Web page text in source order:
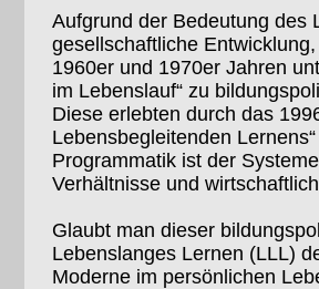
Aufgrund der Bedeutung des
gesellschaftliche
1960er und 1970er Jahren
im Lebenslauf“ zu
Diese erlebten durch das
Lebensbegleitenden
Programmatik ist der
Verhältnisse und
Glaubt man dieser
Lebenslanges Lernen (LLL)
Moderne im persönlichen